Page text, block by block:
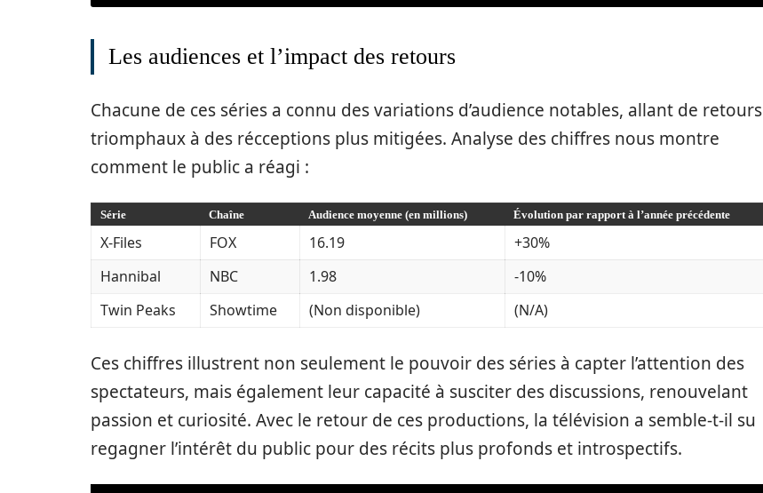
Les audiences et l’impact des retours
Chacune de ces séries a connu des variations d’audience notables, allant de retours
triomphaux à des récceptions plus mitigées. Analyse des chiffres nous montre
comment le public a réagi :
Série Chaîne Audience moyenne (en millions) Évolution par rapport à l’année précédente
X-Files FOX 16.19
+30%
Hannibal
NBC 1.98
-10%
Twin Peaks
Showtime (Non disponible) (N/A)
Ces chiffres illustrent non seulement le pouvoir des séries à capter l’attention des
spectateurs, mais également leur capacité à susciter des discussions, renouvelant
passion et curiosité. Avec le retour de ces productions, la télévision a semble-t-il su
regagner l’intérêt du public pour des récits plus profonds et introspectifs.